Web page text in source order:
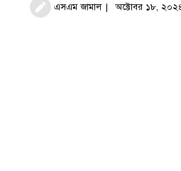
এসএম জামাল অক্টোবর ১৮,